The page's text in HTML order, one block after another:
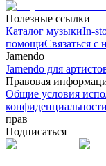
Полезные ссылки
Каталог музыкиIn-
помощиСвязаться с
Jamendo
Jamendo для
Правовая
Общие условия
конфиденциальности
прав
Подписаться